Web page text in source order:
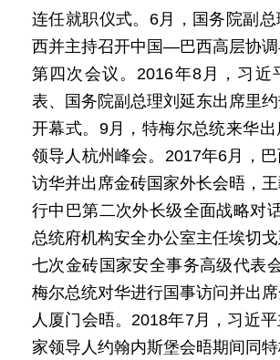
连任就职仪式。6月，国务院副
西并主持召开中国—巴西高层协
第四次会议。2016年8月，习近
表、国务院副总理刘延东出席里
开幕式。9月，特梅尔总统来华出
领导人杭州峰会。2017年6月，
访华并出席金砖国家外长会晤，
行中巴第二次外长级全面战略对
总统府机构安全办公室主任埃切
七次金砖国家安全事务高级代表
梅尔总统对华进行国事访问并出
人厦门会晤。2018年7月，习近
家领导人约翰内斯堡会晤期间同